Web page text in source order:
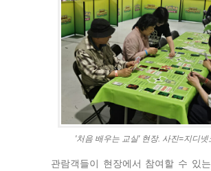
'처음 배우는 교실' 현장. 사진=지디넷
관람객들이 현장에서 참여할 수 있